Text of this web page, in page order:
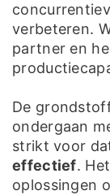
verbeteren.
partner en
De
ondergaan
strikt voor
effectief.
oplossingen